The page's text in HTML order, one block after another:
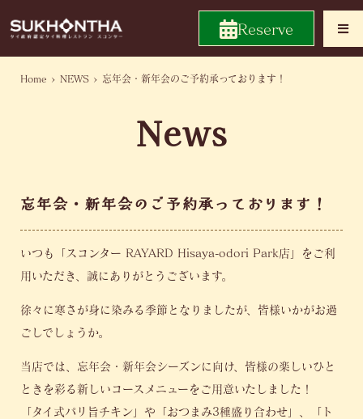
Reserve
Home > NEWS > 忘年会・新年会のご予約承っております！
News
忘年会・新年会のご予約承っております！
いつも「スコンター RAYARD Hisaya-odori Park店」をご利
用いただき、誠にありがとうございます。
徐々に寒さが身に染みる季節となりましたが、皆様いかがお過
ごしでしょうか。
当店では、忘年会・新年会シーズンに向け、皆様の楽しいひと
ときを彩る新しいコースメニューをご用意いたしました！
「タイ式パリ旨チキン」や「おつまみ3種盛り合わせ」、「ト